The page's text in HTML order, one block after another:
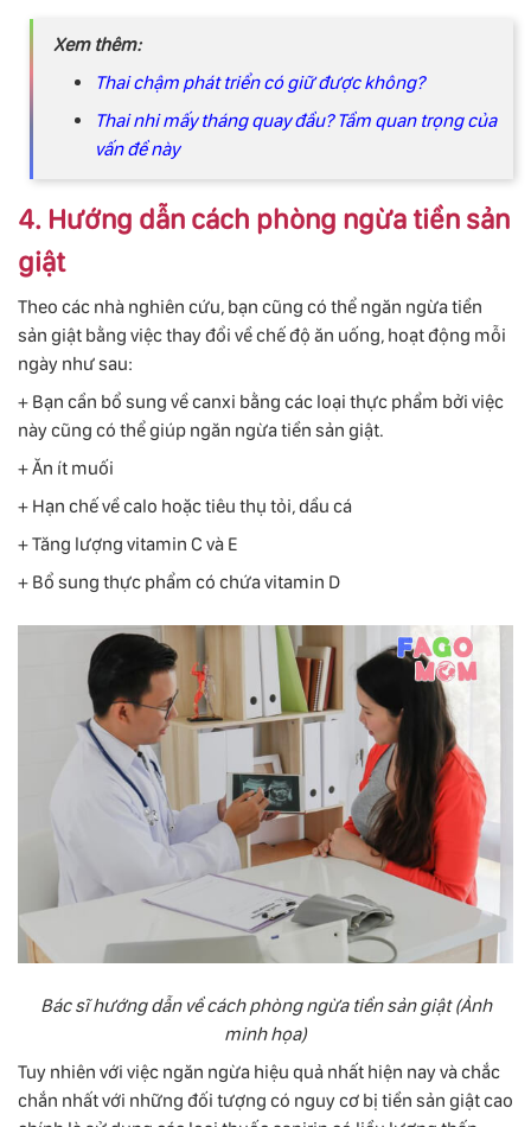
Xem thêm:
Thai chậm phát triển có giữ được không?
Thai nhi mấy tháng quay đầu? Tầm quan trọng của
vấn đề này
4. Hướng dẫn cách phòng ngừa tiền sản
giật
Theo các nhà nghiên cứu, bạn cũng có thể ngăn ngừa tiền
sản giật bằng việc thay đổi về chế độ ăn uống, hoạt động mỗi
ngày như sau:
+ Bạn cần bổ sung về canxi bằng các loại thực phẩm bởi việc
này cũng có thể giúp ngăn ngừa tiền sản giật.
+ Ăn ít muối
+ Hạn chế về calo hoặc tiêu thụ tỏi, dầu cá
+ Tăng lượng vitamin C và E
+ Bổ sung thực phẩm có chứa vitamin D
Bác sĩ hướng dẫn về cách phòng ngừa tiền sản giật (Ảnh
minh họa)
Tuy nhiên với việc ngăn ngừa hiệu quả nhất hiện nay và chắc
chắn nhất với những đối tượng có nguy cơ bị tiền sản giật cao